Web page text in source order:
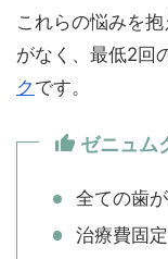
これらの悩みを
がなく、最低2回
ク です。
ゼニュム
全ての歯
治療費固